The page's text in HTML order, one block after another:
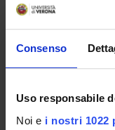
Consenso
Uso responsabile
Noi e i nostri 1022
Degree Programme
Notices
Rete formativa